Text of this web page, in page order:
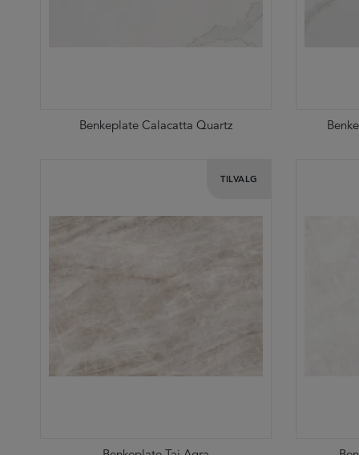
Benkeplate Calacatta Quartz
TILVALG